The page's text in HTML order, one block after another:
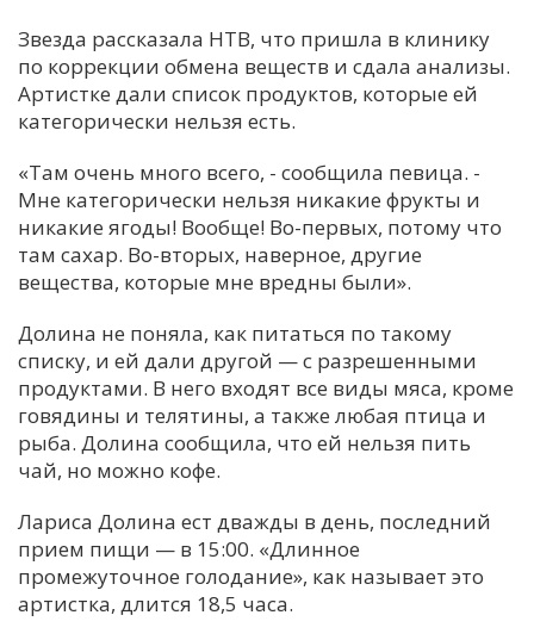
Е
И
К
М
С
Т
Х
Ч
Я
Звезда рассказала НТВ, что пришла в клинику
по коррекции обмена веществ и сдала анализы.
Артистке дали список продуктов, которые ей
категорически нельзя есть.
«Там очень много всего, - сообщила певица. -
Мне категорически нельзя никакие фрукты и
никакие ягоды! Вообще! Во-первых, потому что
там сахар. Во-вторых, наверное, другие
вещества, которые мне вредны были».
Долина не поняла, как питаться по такому
списку, и ей дали другой — с разрешенными
продуктами. В него входят все виды мяса, кроме
говядины и телятины, а также любая птица и
рыба. Долина сообщила, что ей нельзя пить
чай, но можно кофе.
Лариса Долина ест дважды в день, последний
прием пищи — в 15:00. «Длинное
промежуточное голодание», как называет это
артистка, длится 18,5 часа.